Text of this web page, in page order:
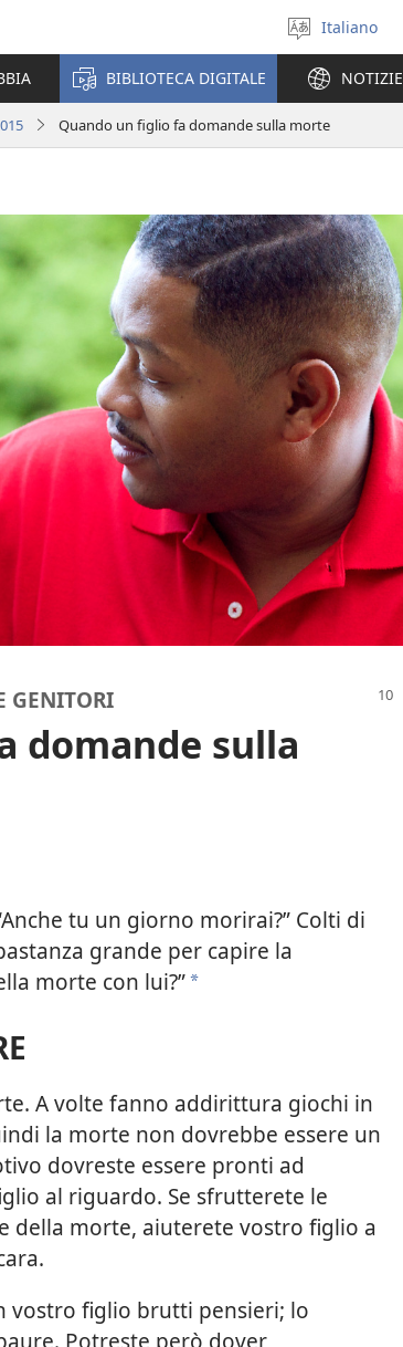
Seleziona
la
lingua
Italiano
BIBLIOTECA DIGITALE NOTIZIE
Quando un figlio fa domande sulla morte
GENITORI
domande sulla
tu un giorno morirai?” Colti di
grande per capire la
morte con lui?”*
A volte fanno addirittura giochi in
la morte non dovrebbe essere un
dovreste essere pronti ad
al riguardo. Se sfrutterete le
della morte, aiuterete vostro figlio a
vostro figlio brutti pensieri; lo